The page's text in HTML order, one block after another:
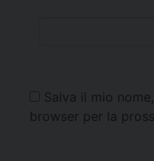
Salva il mio
browser per la